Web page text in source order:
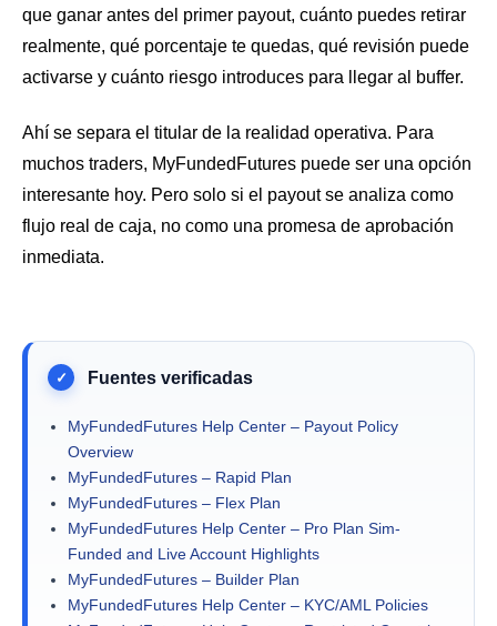
que ganar antes del primer payout, cuánto puedes retirar
realmente, qué porcentaje te quedas, qué revisión puede
activarse y cuánto riesgo introduces para llegar al buffer.
Ahí se separa el titular de la realidad operativa. Para
muchos traders, MyFundedFutures puede ser una opción
interesante hoy. Pero solo si el payout se analiza como
flujo real de caja, no como una promesa de aprobación
inmediata.
MyFundedFutures Help Center – Payout Policy
Overview
MyFundedFutures – Rapid Plan
MyFundedFutures – Flex Plan
MyFundedFutures Help Center – Pro Plan Sim-
Funded and Live Account Highlights
MyFundedFutures – Builder Plan
MyFundedFutures Help Center – KYC/AML Policies